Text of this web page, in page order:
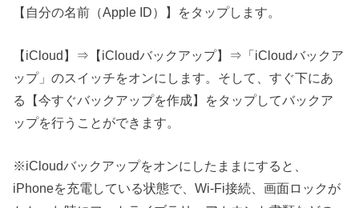
【自分の名前（Apple ID）】をタップします。
【iCloud】⇒【iCloudバックアップ】⇒「iCloudバックア
ップ」のスイッチをオンにします。そして、すぐ下にあ
る【今すぐバックアップを作成】をタップしてバックア
ップを行うことができます。
※iCloudバックアップをオンにしたままにすると、
iPhoneを充電している状態で、Wi-Fi接続、画面ロックが